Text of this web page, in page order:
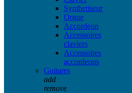
Synthetiseur
Orgue
Accordeon
Accessoires
claviers
Accessoires
accordeons
Guitares
add
remove